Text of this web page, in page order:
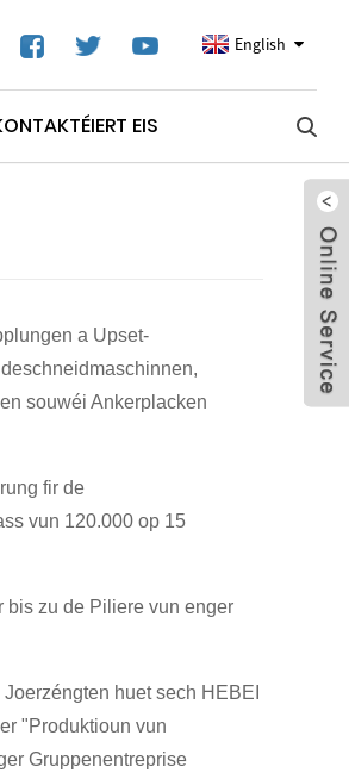
English
EIS
a Upset-
souwéi Ankerplacken
fir de
vun 120.000 op 15
bis zu de Piliere vun enger
huet sech HEBEI
"Produktioun vun
Gruppenentreprise